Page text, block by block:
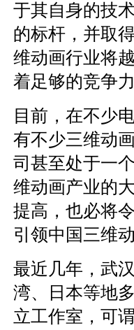
于其自身的技
的标杆，并取
维动画行业将
着足够的竞争
目前，在不少
有不少三维动
司甚至处于一
维动画产业的
提高，也必将
引领中国三维
最近几年，武
湾、日本等地
立工作室，可